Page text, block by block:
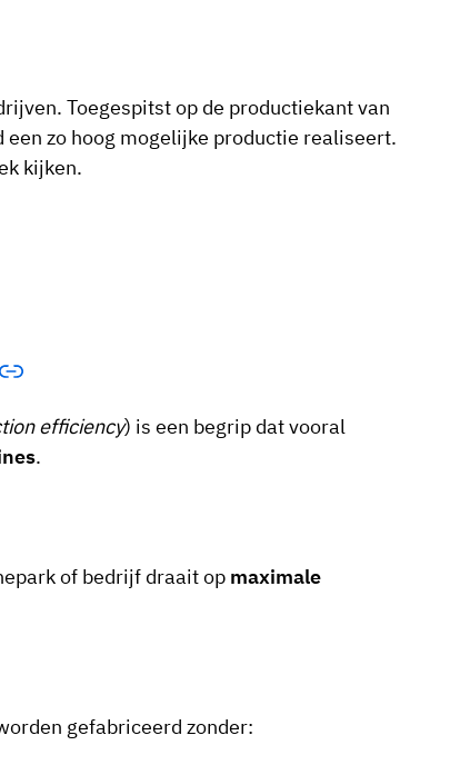
Toegespitst op de productiekant van
zo hoog mogelijke productie realiseert.
kijken.
efficiency) is een begrip dat vooral
.
of bedrijf draait op maximale
gefabriceerd zonder: